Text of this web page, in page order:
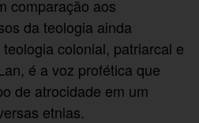
comparação aos
da teologia ainda
colonial, patriarcal e
é a voz profética que
de atrocidade em um
etnias.